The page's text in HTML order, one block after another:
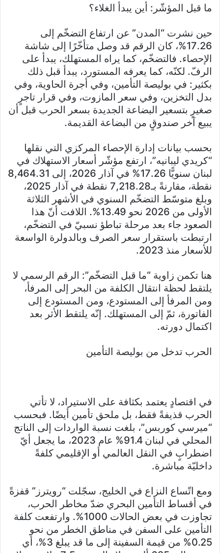
ما قبل المؤشّر: أين يبدأ الغلاء؟
حين نشرت “المدن” عن ارتفاع التضخّم إلى
17.26%، كان الرقم قد وصل متأخّرًا إلى شاشة
الإحصاء. فالتضخّم، كما يراه المستهلك، يبدأ على
الرفّ. لكنّه، كما يعرفه المستورد، يبدأ قبل ذلك
بكثير: في بوليصة التأمين، وفي أجرة الحاوية، وفي
بدل التخزين، وفي سعر المازوت، وفي قرار تاجرٍ
صغيرٍ بتسعير البضاعة الجديدة بسعر الحرب قبل أن
يبيع آخر صندوقٍ من البضاعة القديمة.
بحسب بيانات إدارة الإحصاء المركزي التي نقلها
“كريدي ليبانيه”، ارتفع مؤشّر أسعار الاستهلاك في
لبنان سنويًّا 17.26% في آذار 2026، إلى 8,464.31
نقطة، مقارنةً بـ7,218.28 نقطة في آذار 2025،
وبلغ متوسّط التضخّم السنوي في الأشهر الثلاثة
الأولى من 2026 نحو 13.49%. اللافت أنّ هذا
الصعود جاء بعد مرحلة تباطؤ نسبيّ في التضخّم،
ارتبطت باستقرار سعر الصرف وبالدولرة الواسعة
للأسعار منذ 2023.
هنا تكمن زاوية “ما قبل التضخّم”: الرقم الرسمي لا
يلتقط لحظة انتقال الكلفة من البحر إلى المرفأ،
ومن المرفأ إلى المستودع، ومن المستودع إلى
الفاتورة، ثمّ إلى المستهلك. إنّه يلتقط الأثر بعد
اكتمال دورته.
الحرب تدخل من بوليصة التأمين
في اقتصادٍ يعتمد بكثافة على الاستيراد، لا تأتي
الحرب قذيفةً فقط، بل ملحق تأمين أيضًا. فبحسب
“ميرسي كوربس”، بلغت نسبة الواردات إلى الناتج
المحلي في لبنان 91.4% عام 2023، ما يجعل أيّ
اضطرابٍ في النقل العالمي أو الإقليمي كلفةً
داخليّة مباشرة.
ومع اتّساع النزاع في الخليج، سجّلت “رويترز” قفزةً
في أقساط التأمين البحري ضدّ مخاطر الحرب،
تجاوزت في بعض الحالات 1000%. وارتفعت كلفة
التأمين على السفن في مناطق الخطر من نحو
0.25% من قيمة السفينة إلى ما قد يبلغ 3%، أي